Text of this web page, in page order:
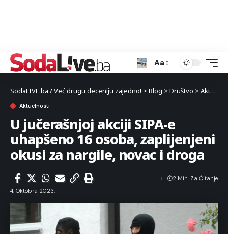
Aa
SodaLIVE.ba / Već drugu deceniju zajedno! > Blog > Društvo > Aktuelnosti
Aktuelnosti
U jučerašnjoj akciji SIPA-e
uhapšeno 16 osoba, zaplijenjeni
okusi za nargile, novac i droga
4. Oktobra 2023.
2 Min. Za Čitanje